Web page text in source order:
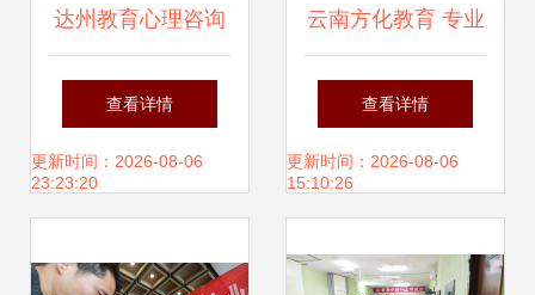
达州教育心理咨询
预约指南 何以解
忧，唯有专业陪伴
查看详情
更新时间：2026-08-06
23:23:20
云南方化教育 专业
教育咨询引领成长
之路
查看详情
更新时间：2026-08-06
15:10:26